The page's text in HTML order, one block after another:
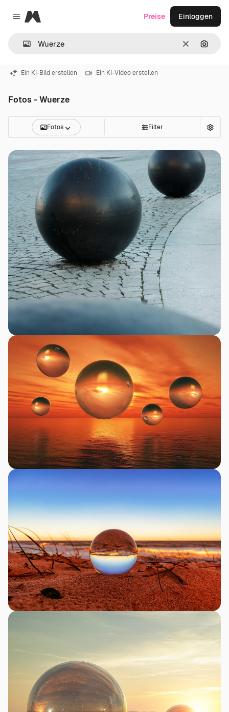
Close menu
Magnific
LöschenNach
Preise Einloggen
Ein KI-Bild erstellen Ein KI-Video erstellen
Fotos - Wuerze
Fotos Filter